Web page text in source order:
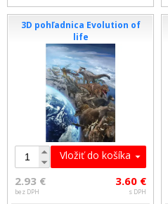
3D pohľadnica Evolution of
life
Vložiť do košíka
2.93 €
bez DPH
3.60 €
s DPH